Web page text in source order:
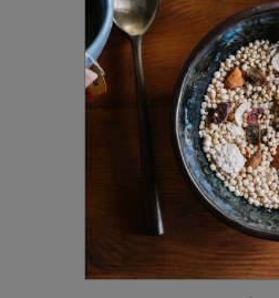
Special
–